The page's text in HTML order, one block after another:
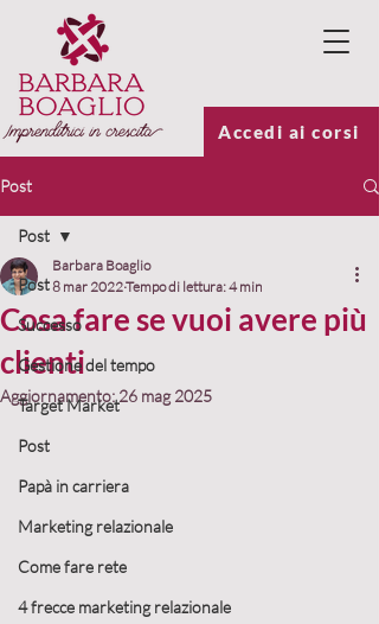
Accedi ai corsi
Post
Post
Successo
Gestione del tempo
Target Market
Post
Papà in carriera
Marketing relazionale
Come fare rete
4 frecce marketing relazionale
Post
Cosa fare se vuoi avere più
clienti
Barbara Boaglio
8 mar 2022Tempo di lettura: 4 min
Aggiornamento:26 mag 2025